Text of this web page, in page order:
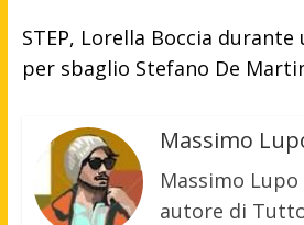
STEP, Lorella Boccia
per sbaglio Stefano De
Massimo
Massimo
autore di